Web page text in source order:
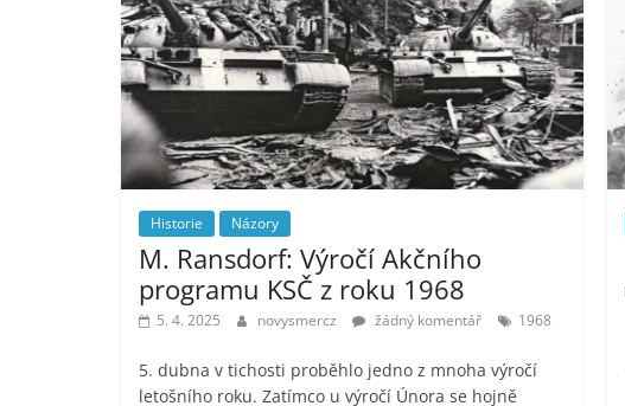
Historie Názory
M. Ransdorf: Výročí Akčního
programu KSČ z roku 1968
5. 4. 2025 novysmercz žádný komentář 1968
5. dubna v tichosti proběhlo jedno z mnoha výročí
letošního roku. Zatímco u výročí Února se hojně